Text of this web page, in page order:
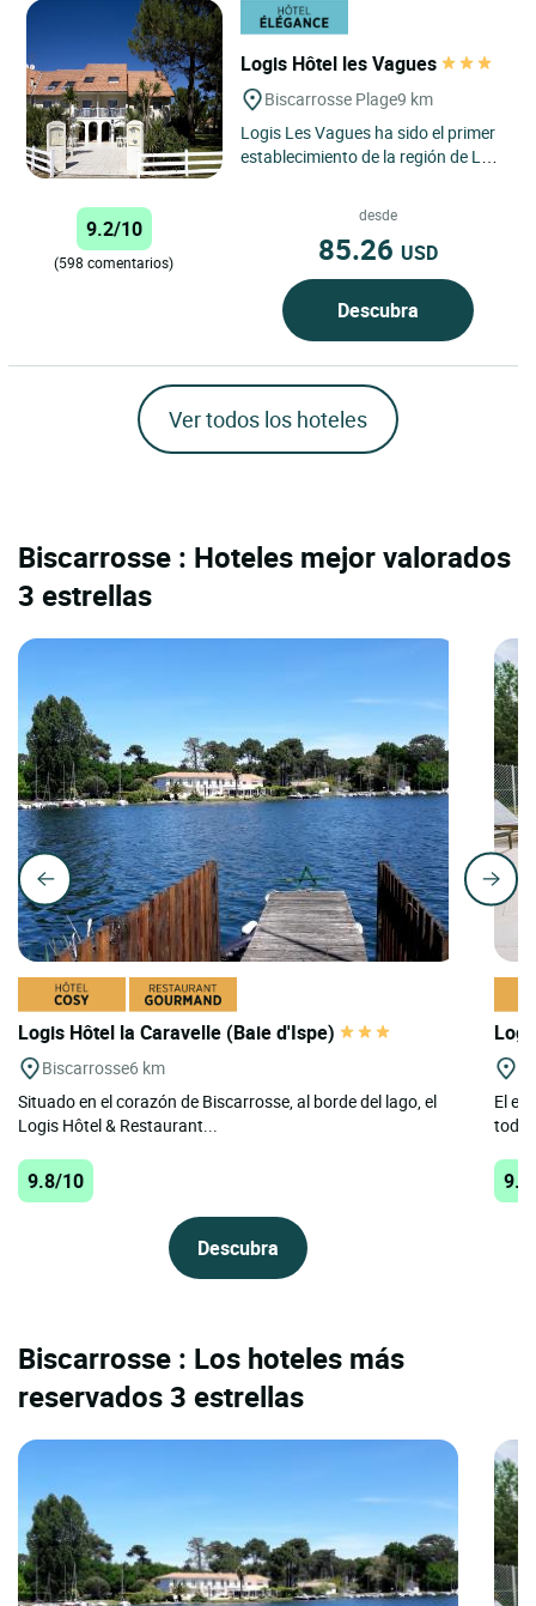
Logis Hôtel les Vagues
Biscarrosse Plage9 km
Logis Les Vagues ha sido el primer
establecimiento de la región de Les
Ecolabel Europea...
9.2/10
(598 comentarios)
desde
85.26 USD
Descubra
Ver todos los hoteles
Biscarrosse : Hoteles mejor valorados
3 estrellas
Logis Hôtel la Caravelle (Baie d'Ispe)
Biscarrosse6 km
Situado en el corazón de Biscarrosse, al borde del lago, el
Logis Hôtel & Restaurant...
9.8/10
Descubra
El
todo
Biscarrosse : Los hoteles más
reservados 3 estrellas